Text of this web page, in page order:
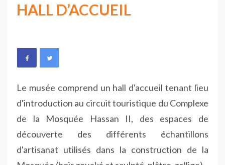
HALL D’ACCUEIL
Le musée comprend un hall d'accueil tenant lieu
d'introduction au circuit touristique du Complexe
de la Mosquée Hassan II, des espaces de
découverte des différents échantillons
d'artisanat utilisés dans la construction de la